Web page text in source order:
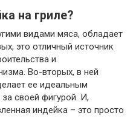
на гриле?
видами мяса, обладает
это отличный источник
и
Во-вторых, в ней
ее идеальным
своей фигурой. И,
индейка – это просто